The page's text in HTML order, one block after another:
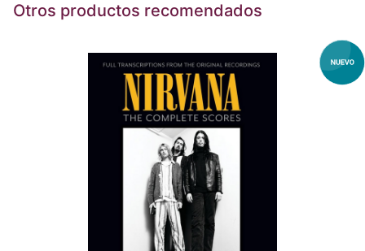
Otros productos recomendados